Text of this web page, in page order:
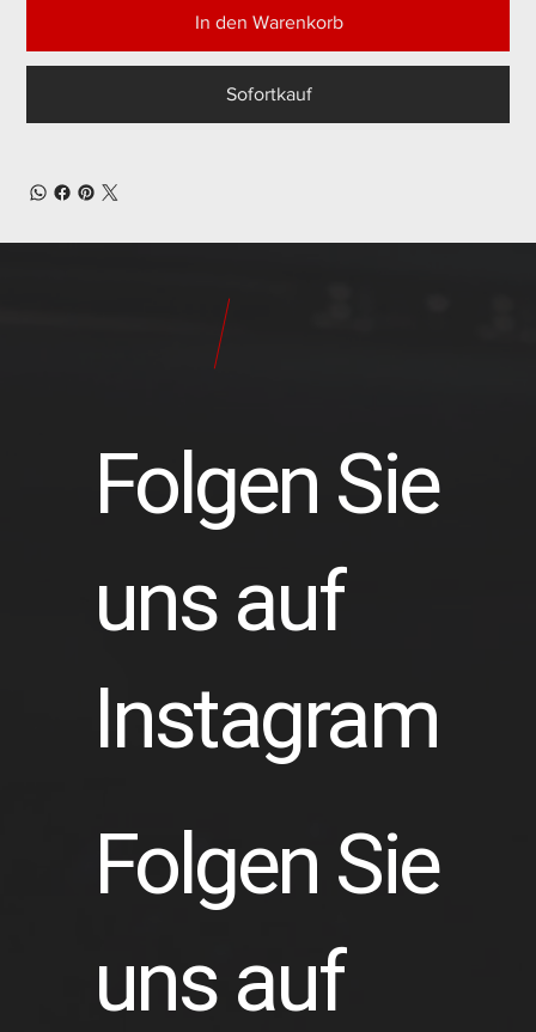
In den Warenkorb
Sofortkauf
Folgen Sie
uns auf
Instagram
Folgen Sie
uns auf